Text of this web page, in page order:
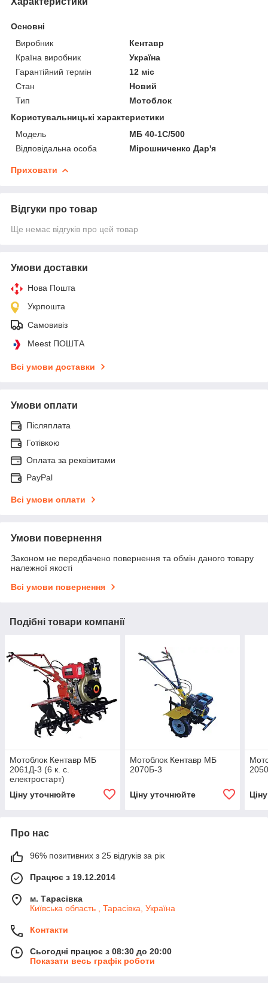
Основні
Виробник
Кентавр
Країна виробник
Україна
Гарантійний термін
12 міс
Стан
Новий
Тип
Мотоблок
Користувальницькі характеристики
Мoдель
МБ 40-1С/500
Відповідальна особа
Мірошниченко Дар'я
Приховати
Відгуки про товар
Ще немає відгуків про цей товар
Умови доставки
Нова Пошта
Укрпошта
Самовивіз
Meest ПОШТА
Всі умови доставки
Умови оплати
Післяплата
Готівкою
Оплата за реквізитами
PayPal
Всі умови оплати
Умови повернення
Законом не передбачено повернення та обмін даного товару
належної якості
Всі умови повернення
Подібні товари компанії
Мотоблок Кентавр МБ
2061Д-3 (6 к. с.
електростарт)
Ціну уточнюйте
Мотоблок Кентавр МБ
2070Б-3
Ціну уточнюйте
Про нас
96% позитивних з 25 відгуків за рік
Працює з 19.12.2014
м. Тарасівка
Київська область , Тарасівка, Україна
Контакти
Сьогодні працює з 08:30 до 20:00
Показати весь графік роботи